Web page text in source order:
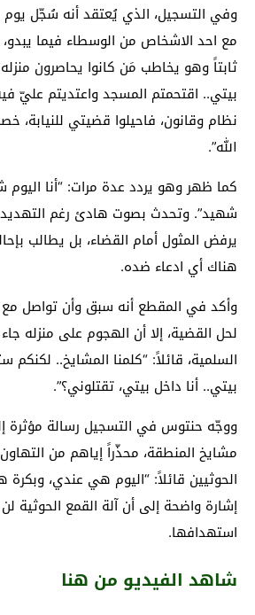
وفي التسجيل، الذي يُعتقد أنه سُجّل يوم
مع احد الاشخاص من الوسطاء فيما
ثابتاً وهو يخاطب مَن كانوا يحاصرون منزله
بيتي.. اقتحمتم المسجد واعتديتم عليّ
نظام وقانون، فاحيلوا قضيتي للنيابة،
الله”.
كما ظهر وهو يردد عدة مرات: “أنا اليوم
شهيد”. وتحدث بصوت هادئ رغم
يرفض المثول أمام القضاء، بل يطالب
هناك أي ادعاء ضده.
وأكد في المقطع أنه سبق وأن تواصل
لحل القضية، إلا أن الهجوم على منزله
السلمية، قائلاً: “كلمنا المشايخ..
بيتي.. أنا داخل بيتي، تقتلوني؟”.
ووجّه حنتوس في التسجيل رسالة مؤثرة
مشايخ المنطقة، محذّراً إياهم من
الحوثيين قائلاً: “اليوم هي عندي،
إشارة واضحة إلى أن آلة القمع الحوثية
استهدافها.
شاهد الفيديو من هنا